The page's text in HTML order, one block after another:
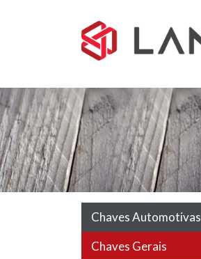
Chaves Automotivas
Chaves Gerais